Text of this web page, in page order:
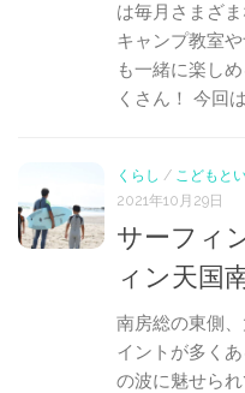
は毎月さまざ
キャンプ教室
も一緒に楽し
くさん！ 今回
くらし / こどもと
2021年10月29日
サーフィ
ィン天国
南房総の東側
イントが多く
の波に魅せら